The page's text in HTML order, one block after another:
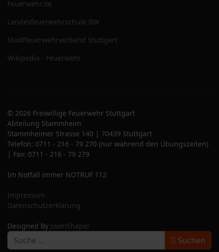
Feuerwehr.de
Landesfeuerwehrschule BW
Stadtfeuerwehrverband Stuttgart
Wikipedia - Feuerwehr
© 2026 Freiwillige Feuerwehr Stuttgart
Abteilung Stammheim
Stammheimer Strasse 140 | 70439 Stuttgart
Telefon: 0711 - 216 - 79 270 (nur während den Übungszeiten)
| Fax: 0711 - 216 - 79 279
Im Notfall immer NOTRUF 112
Impressum
Datenschutzerklärung
Designed By JoomShaper
Suchen